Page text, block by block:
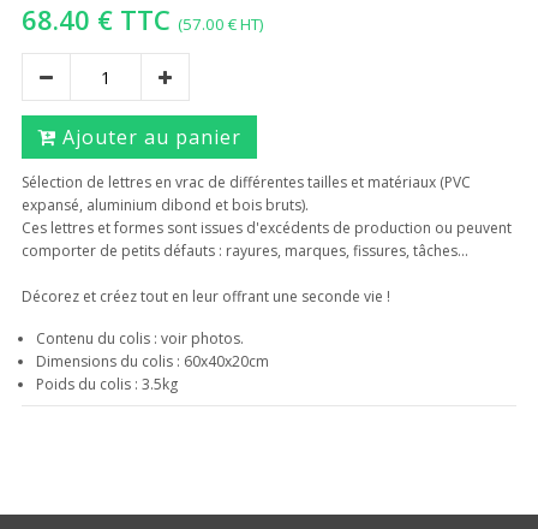
68.40 € TTC (57.00 € HT)
Ajouter au panier
Sélection de lettres en vrac de différentes tailles et matériaux (PVC
expansé, aluminium dibond et bois bruts).
Ces lettres et formes sont issues d'excédents de production ou peuvent
comporter de petits défauts : rayures, marques, fissures, tâches...
Décorez et créez tout en leur offrant une seconde vie !
Contenu du colis : voir photos.
Dimensions du colis : 60x40x20cm
Poids du colis : 3.5kg